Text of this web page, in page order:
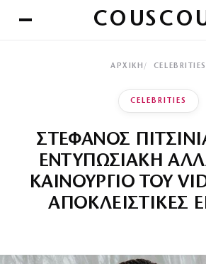
ΑΡΧΙΚΉ CELEBRITIES
CELEBRITIES
ΣΤΕΦΑΝΟΣ
ΕΝΤΥΠΩΣΙΑΚΗ
ΚΑΙΝΟΥΡΓΙΟ ΤΟΥ
ΑΠΟΚΛΕΙΣΤΙΚΕΣ